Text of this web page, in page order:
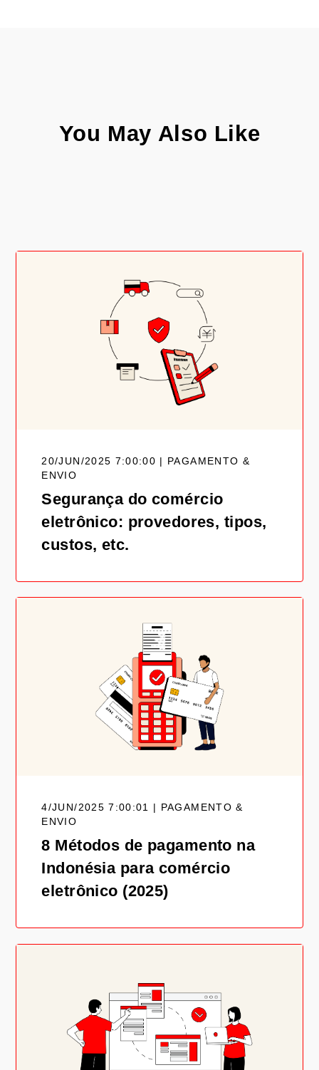
You May Also Like
20/JUN/2025 7:00:00 | PAGAMENTO &
ENVIO
Segurança do comércio
eletrônico: provedores, tipos,
custos, etc.
4/JUN/2025 7:00:01 | PAGAMENTO &
ENVIO
8 Métodos de pagamento na
Indonésia para comércio
eletrônico (2025)